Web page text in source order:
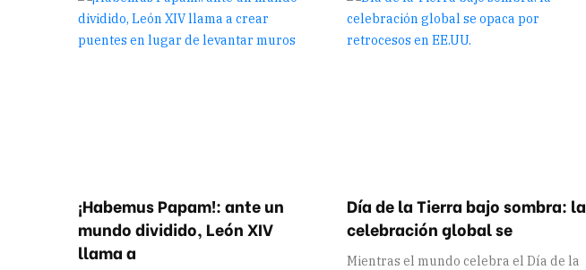
¡Habemus Papam!: ante un
mundo dividido, León XIV
llama a
Día de la Tierra bajo sombra: la
celebración global se
Mientras el mundo celebra el Día de la